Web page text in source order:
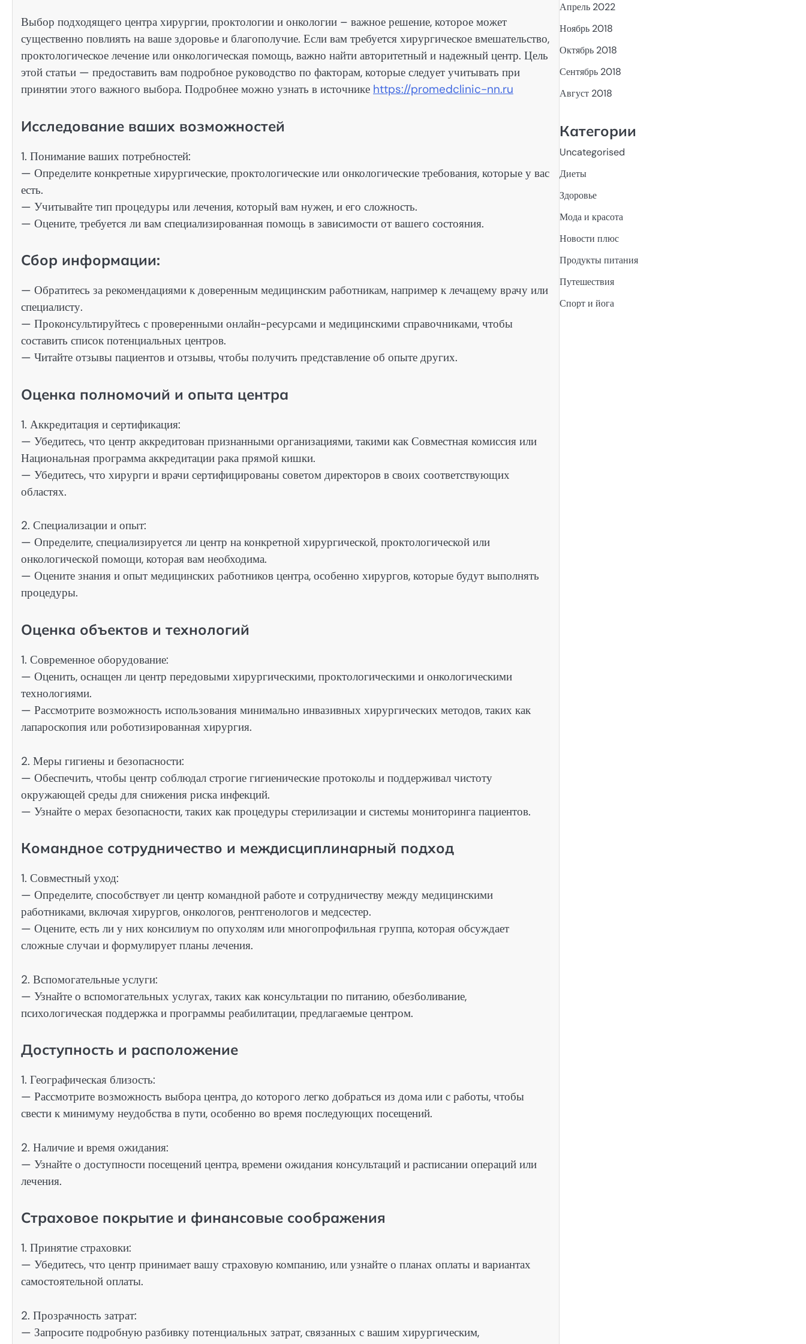
Выбор подходящего центра хирургии, проктологии и онкологии – важное решение, которое может
существенно повлиять на ваше здоровье и благополучие. Если вам требуется хирургическое вмешательство,
проктологическое лечение или онкологическая помощь, важно найти авторитетный и надежный центр. Цель
этой статьи — предоставить вам подробное руководство по факторам, которые следует учитывать при
принятии этого важного выбора. Подробнее можно узнать в источнике https://promedclinic-nn.ru
Исследование ваших возможностей
1. Понимание ваших потребностей:
— Определите конкретные хирургические, проктологические или онкологические требования, которые у вас
есть.
— Учитывайте тип процедуры или лечения, который вам нужен, и его сложность.
— Оцените, требуется ли вам специализированная помощь в зависимости от вашего состояния.
Сбор информации:
— Обратитесь за рекомендациями к доверенным медицинским работникам, например к лечащему врачу или
специалисту.
— Проконсультируйтесь с проверенными онлайн-ресурсами и медицинскими справочниками, чтобы
составить список потенциальных центров.
— Читайте отзывы пациентов и отзывы, чтобы получить представление об опыте других.
Оценка полномочий и опыта центра
1. Аккредитация и сертификация:
— Убедитесь, что центр аккредитован признанными организациями, такими как Совместная комиссия или
Национальная программа аккредитации рака прямой кишки.
— Убедитесь, что хирурги и врачи сертифицированы советом директоров в своих соответствующих
областях.
2. Специализации и опыт:
— Определите, специализируется ли центр на конкретной хирургической, проктологической или
онкологической помощи, которая вам необходима.
— Оцените знания и опыт медицинских работников центра, особенно хирургов, которые будут выполнять
процедуры.
Оценка объектов и технологий
1. Современное оборудование:
— Оценить, оснащен ли центр передовыми хирургическими, проктологическими и онкологическими
технологиями.
— Рассмотрите возможность использования минимально инвазивных хирургических методов, таких как
лапароскопия или роботизированная хирургия.
2. Меры гигиены и безопасности:
— Обеспечить, чтобы центр соблюдал строгие гигиенические протоколы и поддерживал чистоту
окружающей среды для снижения риска инфекций.
— Узнайте о мерах безопасности, таких как процедуры стерилизации и системы мониторинга пациентов.
Командное сотрудничество и междисциплинарный подход
1. Совместный уход:
— Определите, способствует ли центр командной работе и сотрудничеству между медицинскими
работниками, включая хирургов, онкологов, рентгенологов и медсестер.
— Оцените, есть ли у них консилиум по опухолям или многопрофильная группа, которая обсуждает
сложные случаи и формулирует планы лечения.
2. Вспомогательные услуги:
— Узнайте о вспомогательных услугах, таких как консультации по питанию, обезболивание,
психологическая поддержка и программы реабилитации, предлагаемые центром.
Доступность и расположение
1. Географическая близость:
— Рассмотрите возможность выбора центра, до которого легко добраться из дома или с работы, чтобы
свести к минимуму неудобства в пути, особенно во время последующих посещений.
2. Наличие и время ожидания:
— Узнайте о доступности посещений центра, времени ожидания консультаций и расписании операций или
лечения.
Страховое покрытие и финансовые соображения
1. Принятие страховки:
— Убедитесь, что центр принимает вашу страховую компанию, или узнайте о планах оплаты и вариантах
самостоятельной оплаты.
2. Прозрачность затрат:
— Запросите подробную разбивку потенциальных затрат, связанных с вашим хирургическим,
Апрель 2022
Ноябрь 2018
Октябрь 2018
Сентябрь 2018
Август 2018
Категории
Uncategorised
Диеты
Здоровье
Мода и красота
Новости плюс
Продукты питания
Путешествия
Спорт и йога